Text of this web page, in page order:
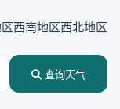
西南地区西北地区
查询天气